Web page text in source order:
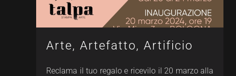
Arte, Artefatto, Artificio
Reclama il tuo regalo e ricevilo il 20 marzo alla